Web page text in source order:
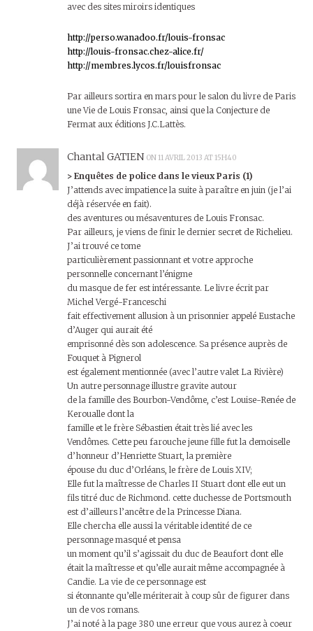
avec des sites miroirs identiques
http://perso.wanadoo.fr/louis-fronsac
http://louis-fronsac.chez-alice.fr/
http://membres.lycos.fr/louisfronsac
Par ailleurs sortira en mars pour le salon du livre de Paris
une Vie de Louis Fronsac, ainsi que la Conjecture de
Fermat aux éditions J.C.Lattès.
Chantal GATIEN ON 11 AVRIL 2013 AT 15H40
> Enquêtes de police dans le vieux Paris (1)
J’attends avec impatience la suite à paraître en juin (je l’ai
déjà réservée en fait).
des aventures ou mésaventures de Louis Fronsac.
Par ailleurs, je viens de finir le dernier secret de Richelieu.
J’ai trouvé ce tome
particulièrement passionnant et votre approche
personnelle concernant l’énigme
du masque de fer est intéressante. Le livre écrit par
Michel Vergé-Franceschi
fait effectivement allusion à un prisonnier appelé Eustache
d’Auger qui aurait été
emprisonné dès son adolescence. Sa présence auprès de
Fouquet à Pignerol
est également mentionnée (avec l’autre valet La Rivière)
Un autre personnage illustre gravite autour
de la famille des Bourbon-Vendôme, c’est Louise-Renée de
Keroualle dont la
famille et le frère Sébastien était très lié avec les
Vendômes. Cette peu farouche jeune fille fut la demoiselle
d’honneur d’Henriette Stuart, la première
épouse du duc d’Orléans, le frère de Louis XIV;
Elle fut la maîtresse de Charles II Stuart dont elle eut un
fils titré duc de Richmond. cette duchesse de Portsmouth
est d’ailleurs l’ancêtre de la Princesse Diana.
Elle chercha elle aussi la véritable identité de ce
personnage masqué et pensa
un moment qu’il s’agissait du duc de Beaufort dont elle
était la maîtresse et qu’elle aurait même accompagnée à
Candie. La vie de ce personnage est
si étonnante qu’elle mériterait à coup sûr de figurer dans
un de vos romans.
J’ai noté à la page 380 une erreur que vous aurez à coeur